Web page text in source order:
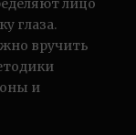
лицо
глаза.
вручить
и